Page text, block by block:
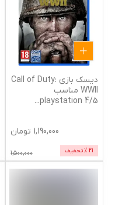
دیسک بازی Call of Duty:
WWII مناسب
5/playstation 4
...
1,190,000 تومان
21 % تخفیف 1,500,000